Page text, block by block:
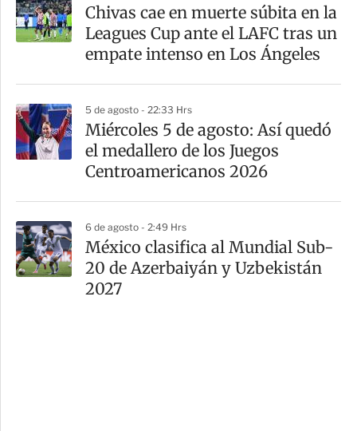
Chivas cae en muerte súbita en la
Leagues Cup ante el LAFC tras un
empate intenso en Los Ángeles
5 de agosto - 22:33 Hrs
Miércoles 5 de agosto: Así quedó
el medallero de los Juegos
Centroamericanos 2026
6 de agosto - 2:49 Hrs
México clasifica al Mundial Sub-
20 de Azerbaiyán y Uzbekistán
2027